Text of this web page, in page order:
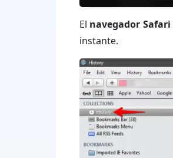
El navegador Safari
instante.